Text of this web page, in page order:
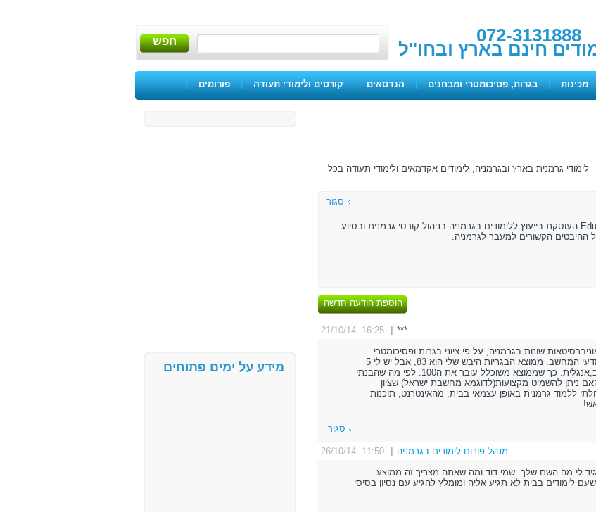
072-3131888
חינם בארץ ובחו"ל חפש
מכינות | בגרות, פסיכומטרי ומבחנים | הנדסאים | קורסים ולימודי תעודה | פורומים |
גרמנית בארץ ובגרמניה, לימודים אקדמאים ולימודי תעודה בכל
מנהל את חברת Educenter העוסקת בייעוץ ללימודים בגרמניה בניהול קורסי גרמנית ובסיוע
ההיבטים הקשורים למעבר לגרמניה.
סגור
הוספת הודעה חדשה
***
16:25 21/10/14
שונות בגרמניה, על פי ציוני בגרות ופסיכומטרי
מהארץ. עדיפות לעיר מרכזית ולתארים בהנדסה או מדעי המחשב. ממוצא הבגריות היבש שלי הוא 83, אבל יש לי 5
יחידות במקצועות הבאים: פיזיקה,כימיה,מדעי המחשב,אנגלית. כך שממוצא משוכלל עובר את ה100. לפי מה שהבנתי
ניתן להשמיט מקצועות(לדוגמא מחשבת ישראל) שציון
ללמוד גרמנית באופן עצמאי בבית, מהאינטרנט, תוכנות
סגור
מנהל פורום לימודים בגרמניה
11:50 26/10/14
לי מה השם שלך. שמי דוד ומה שאתה מצריך זה ממוצע
בשפה הגרמנית שעם לימודים בבית לא תגיע אליה ומומלץ להגיע עם נסיון בסיסי
מידע על ימים פתוחים